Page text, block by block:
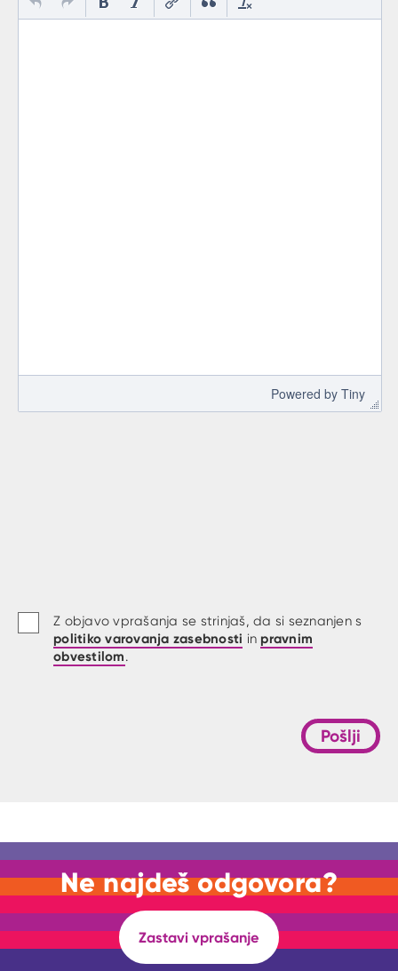
Powered by Tiny
Z objavo vprašanja se strinjaš, da si seznanjen s
politiko varovanja zasebnosti in pravnim
obvestilom.
Pošlji
Ne najdeš odgovora?
Zastavi vprašanje